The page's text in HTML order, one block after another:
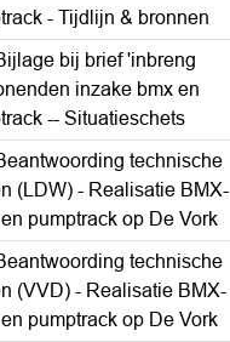
- Tijdlijn & bronnen
bij brief 'inbreng
inzake bmx en
-- Situatieschets
technische
(LDW) - Realisatie BMX-
pumptrack op De Vork
technische
(VVD) - Realisatie BMX-
pumptrack op De Vork